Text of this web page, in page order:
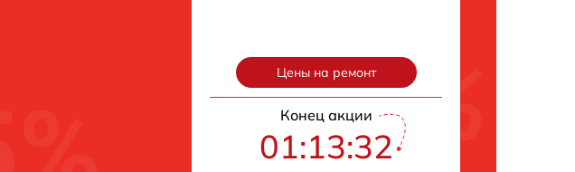
Цены на ремонт
Конец акции
01:13:32